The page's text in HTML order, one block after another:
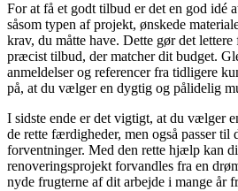
For at få et godt tilbud er det en god idé
såsom typen af projekt, ønskede
krav, du måtte have. Dette gør det
præcist tilbud, der matcher dit budget.
anmeldelser og referencer fra tidligere
på, at du vælger en dygtig og pålidelig
I sidste ende er det vigtigt, at du vælger
de rette færdigheder, men også passer til
forventninger. Med den rette hjælp kan
renoveringsprojekt forvandles fra en
nyde frugterne af dit arbejde i mange år